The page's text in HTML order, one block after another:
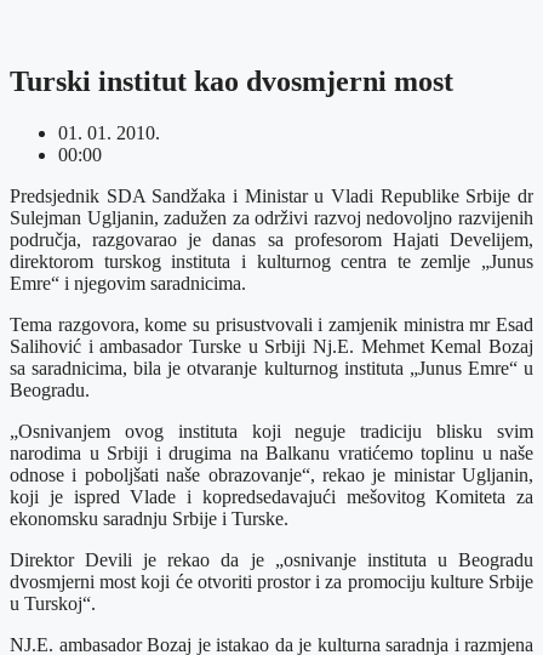
Turski institut kao dvosmjerni most
01. 01. 2010.
00:00
Predsjednik SDA Sandžaka i Ministar u Vladi Republike Srbije dr
Sulejman Ugljanin, zadužen za održivi razvoj nedovoljno razvijenih
područja, razgovarao je danas sa profesorom Hajati Develijem,
direktorom turskog instituta i kulturnog centra te zemlje „Junus
Emre“ i njegovim saradnicima.
Tema razgovora, kome su prisustvovali i zamjenik ministra mr Esad
Salihović i ambasador Turske u Srbiji Nj.E. Mehmet Kemal Bozaj
sa saradnicima, bila je otvaranje kulturnog instituta „Junus Emre“ u
Beogradu.
„Osnivanjem ovog instituta koji neguje tradiciju blisku svim
narodima u Srbiji i drugima na Balkanu vratićemo toplinu u naše
odnose i poboljšati naše obrazovanje“, rekao je ministar Ugljanin,
koji je ispred Vlade i kopredsedavajući mešovitog Komiteta za
ekonomsku saradnju Srbije i Turske.
Direktor Devili je rekao da je „osnivanje instituta u Beogradu
dvosmjerni most koji će otvoriti prostor i za promociju kulture Srbije
u Turskoj“.
NJ.E. ambasador Bozaj je istakao da je kulturna saradnja i razmjena